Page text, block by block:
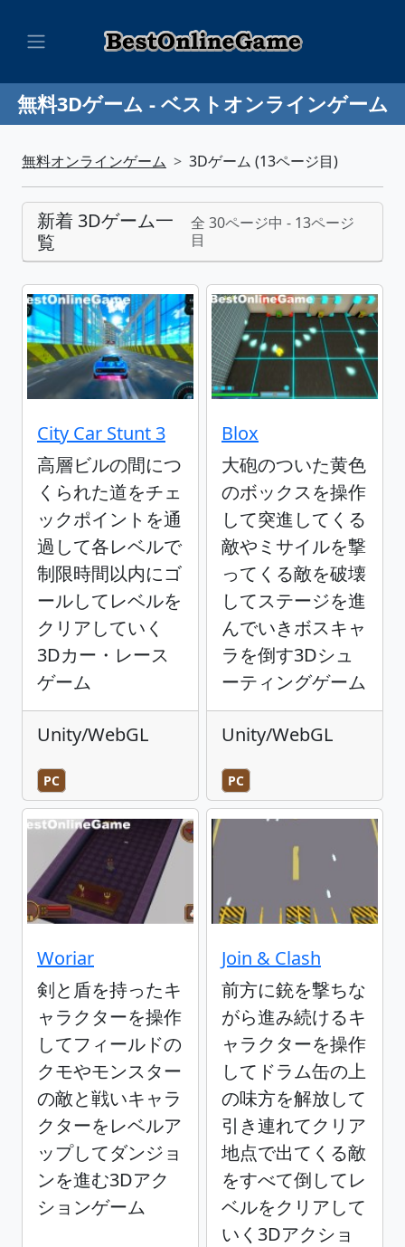
無料3Dゲーム - ベストオンラインゲーム
無料オンラインゲーム 3Dゲーム (13ページ目)
新着 3Dゲーム一
覧
全 30ページ中 - 13ページ
目
City Car Stunt 3
高層ビルの間につ
くられた道をチェ
ックポイントを通
過して各レベルで
制限時間以内にゴ
ールしてレベルを
クリアしていく
3Dカー・レース
ゲーム
Unity/WebGL
PC
Blox
大砲のついた黄色
のボックスを操作
して突進してくる
敵やミサイルを撃
ってくる敵を破壊
してステージを進
んでいきボスキャ
ラを倒す3Dシュ
ーティングゲーム
Unity/WebGL
PC
Woriar
剣と盾を持ったキ
ャラクターを操作
してフィールドの
クモやモンスター
の敵と戦いキャラ
クターをレベルア
ップしてダンジョ
ンを進む3Dアク
ションゲーム
Join & Clash
前方に銃を撃ちな
がら進み続けるキ
ャラクターを操作
してドラム缶の上
の味方を解放して
引き連れてクリア
地点で出てくる敵
をすべて倒してレ
ベルをクリアして
いく3Dアクショ